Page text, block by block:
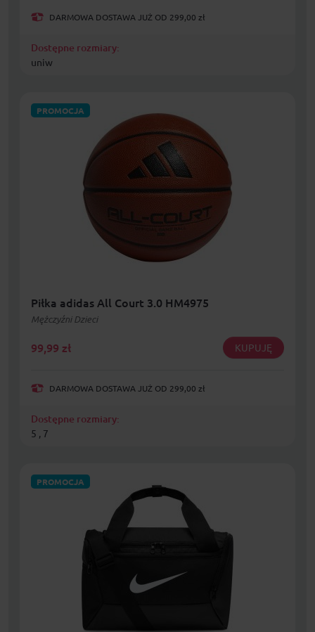
DARMOWA DOSTAWA JUŻ OD 299,00 zł
Dostępne rozmiary:
uniw
PROMOCJA
Piłka adidas All Court 3.0 HM4975
Mężczyźni Dzieci
99,99 zł KUPUJĘ
DARMOWA DOSTAWA JUŻ OD 299,00 zł
Dostępne rozmiary:
5 , 7
PROMOCJA